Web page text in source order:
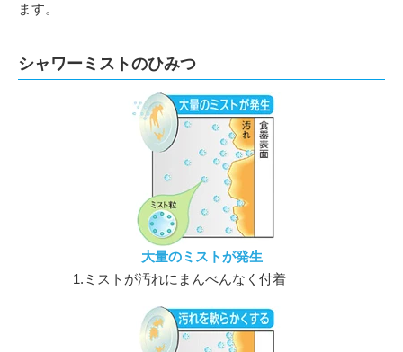
ます。
シャワーミストのひみつ
大量のミストが発生
1.ミストが汚れにまんべんなく付着